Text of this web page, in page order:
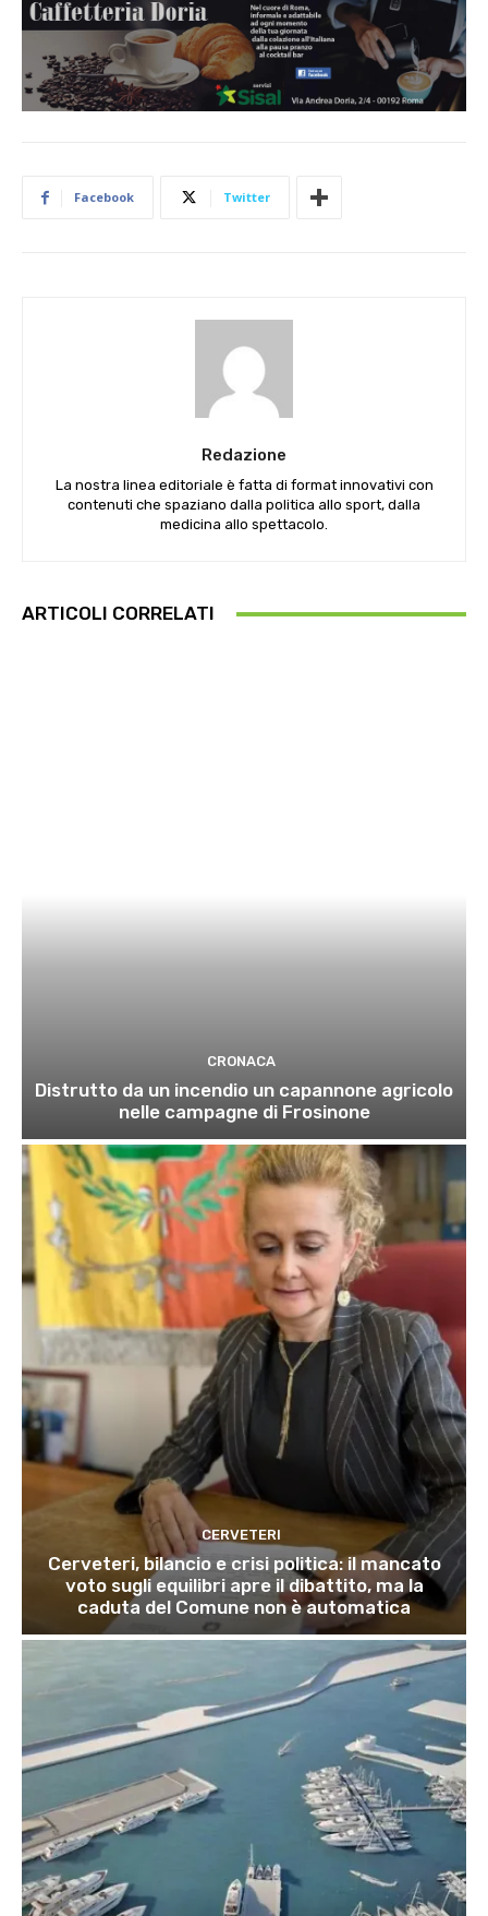
Facebook Twitter
Redazione
La nostra linea editoriale è fatta di format innovativi con
contenuti che spaziano dalla politica allo sport, dalla
medicina allo spettacolo.
ARTICOLI CORRELATI
CRONACA
Distrutto da un incendio un capannone agricolo
nelle campagne di Frosinone
CERVETERI
Cerveteri, bilancio e crisi politica: il mancato
voto sugli equilibri apre il dibattito, ma la
caduta del Comune non è automatica